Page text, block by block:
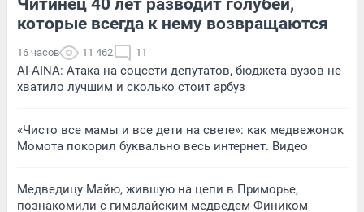
которые всегда к нему возвращаются
16 часов 11 462 11
AI-AINA: Атака на соцсети депутатов, бюджета вузов не
хватило лучшим и сколько стоит арбуз
«Чисто все мамы и все дети на свете»: как медвежонок
Момота покорил буквально весь интернет. Видео
Медведицу Майю, жившую на цепи в Приморье,
познакомили с гималайским медведем Фиником